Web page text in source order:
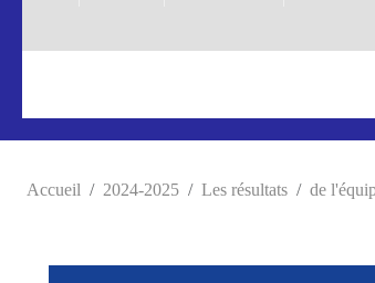
Accueil 2024-2025 Les résultats de